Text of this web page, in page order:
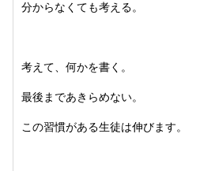
分からなくても考える。
考えて、何かを書く。
最後まであきらめない。
この習慣がある生徒は伸びます。